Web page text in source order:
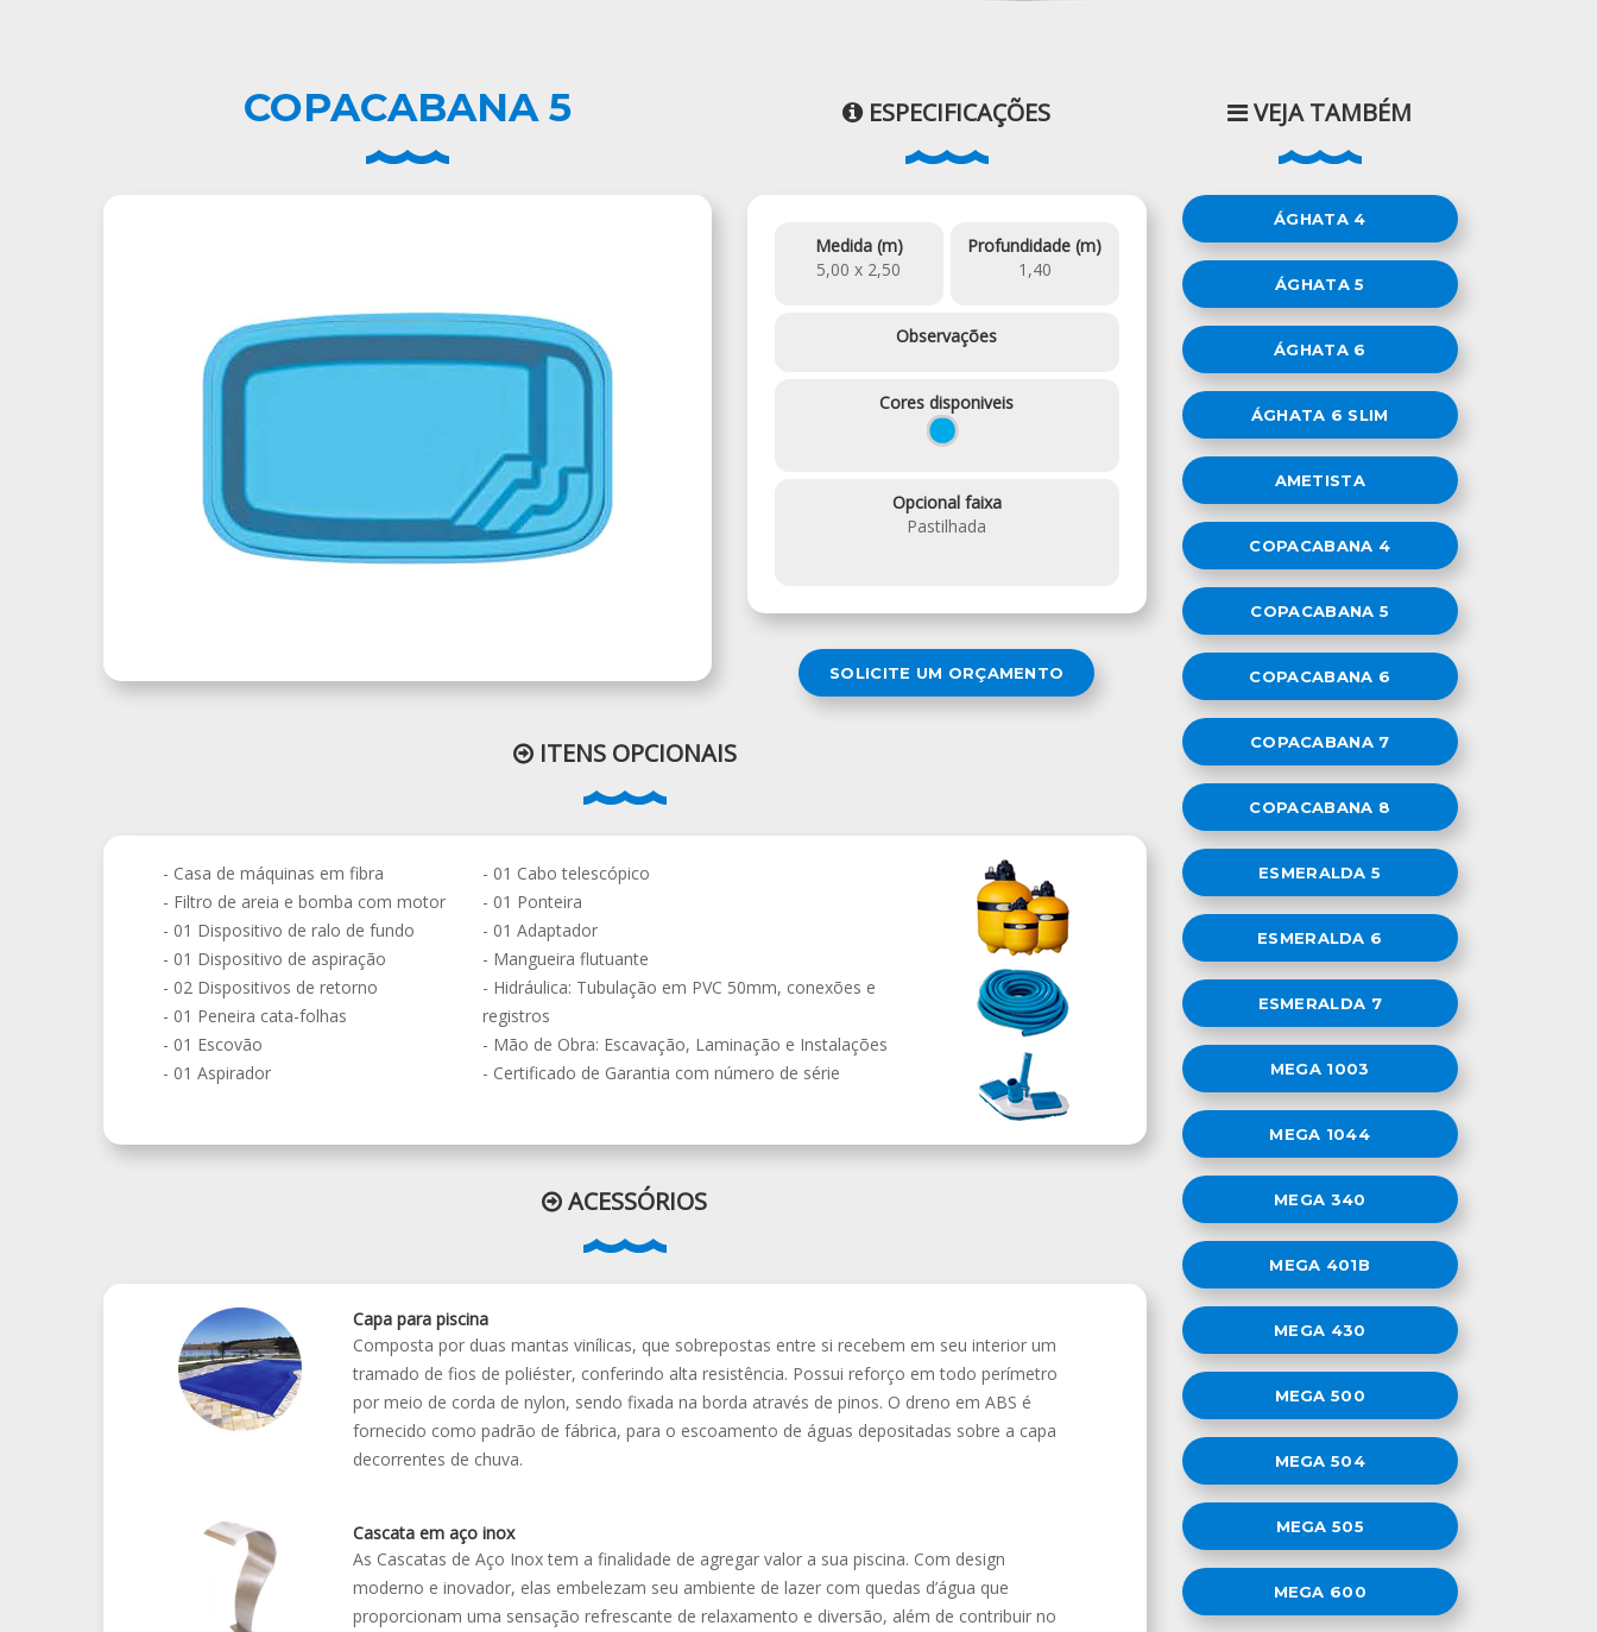
COPACABANA 5 ESPECIFICAÇÕES
Medida (m)
5,00 x 2,50
Profundidade (m)
1,40
Observações
Cores disponiveis
Opcional faixa
Pastilhada
SOLICITE UM ORÇAMENTO
ITENS OPCIONAIS
- Casa de máquinas em fibra
- Filtro de areia e bomba com motor
- 01 Dispositivo de ralo de fundo
- 01 Dispositivo de aspiração
- 02 Dispositivos de retorno
- 01 Peneira cata-folhas
- 01 Escovão
- 01 Aspirador
- 01 Cabo telescópico
- 01 Ponteira
- 01 Adaptador
- Mangueira flutuante
- Hidráulica: Tubulação em PVC 50mm, conexões e
registros
- Mão de Obra: Escavação, Laminação e Instalações
- Certificado de Garantia com número de série
ACESSÓRIOS
Capa para piscina
Composta por duas mantas vinílicas, que sobrepostas entre si recebem em seu interior um
tramado de fios de poliéster, conferindo alta resistência. Possui reforço em todo perímetro
por meio de corda de nylon, sendo fixada na borda através de pinos. O dreno em ABS é
fornecido como padrão de fábrica, para o escoamento de águas depositadas sobre a capa
decorrentes de chuva.
Cascata em aço inox
As Cascatas de Aço Inox tem a finalidade de agregar valor a sua piscina. Com design
moderno e inovador, elas embelezam seu ambiente de lazer com quedas d’água que
proporcionam uma sensação refrescante de relaxamento e diversão, além de contribuir no
VEJA TAMBÉM
ÁGHATA 4
ÁGHATA 5
ÁGHATA 6
ÁGHATA 6 SLIM
AMETISTA
COPACABANA 4
COPACABANA 5
COPACABANA 6
COPACABANA 7
COPACABANA 8
ESMERALDA 5
ESMERALDA 6
ESMERALDA 7
MEGA 1003
MEGA 1044
MEGA 340
MEGA 401B
MEGA 430
MEGA 500
MEGA 504
MEGA 505
MEGA 600